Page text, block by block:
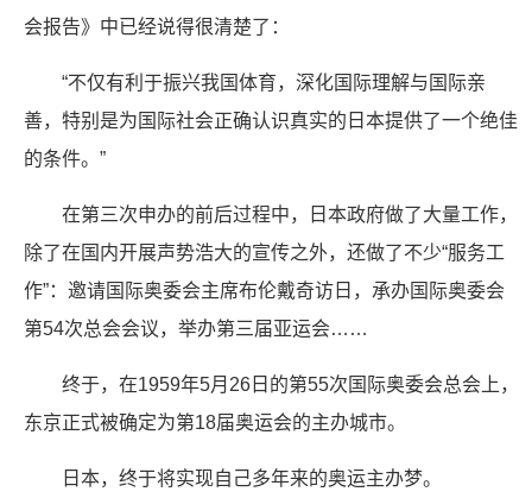
会报告》中已经说得很清楚了：
“不仅有利于振兴我国体育，深化国际理解与国际亲
善，特别是为国际社会正确认识真实的日本提供了一个绝佳
的条件。”
在第三次申办的前后过程中，日本政府做了大量工作，
除了在国内开展声势浩大的宣传之外，还做了不少“服务工
作”：邀请国际奥委会主席布伦戴奇访日，承办国际奥委会
第54次总会会议，举办第三届亚运会……
终于，在1959年5月26日的第55次国际奥委会总会上，
东京正式被确定为第18届奥运会的主办城市。
日本，终于将实现自己多年来的奥运主办梦。